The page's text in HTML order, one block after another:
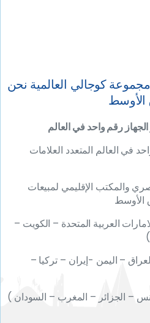
كوجالي العالمية نحن
رقم واحد في العالم
في العالم المتعدد العلامات
والمكتب الإقليمي لمبيعات
الأوسط
العربية المتحدة – الكويت –
– اليمن -إيران – تركيا –
– الجزائر – المغرب – السودان )